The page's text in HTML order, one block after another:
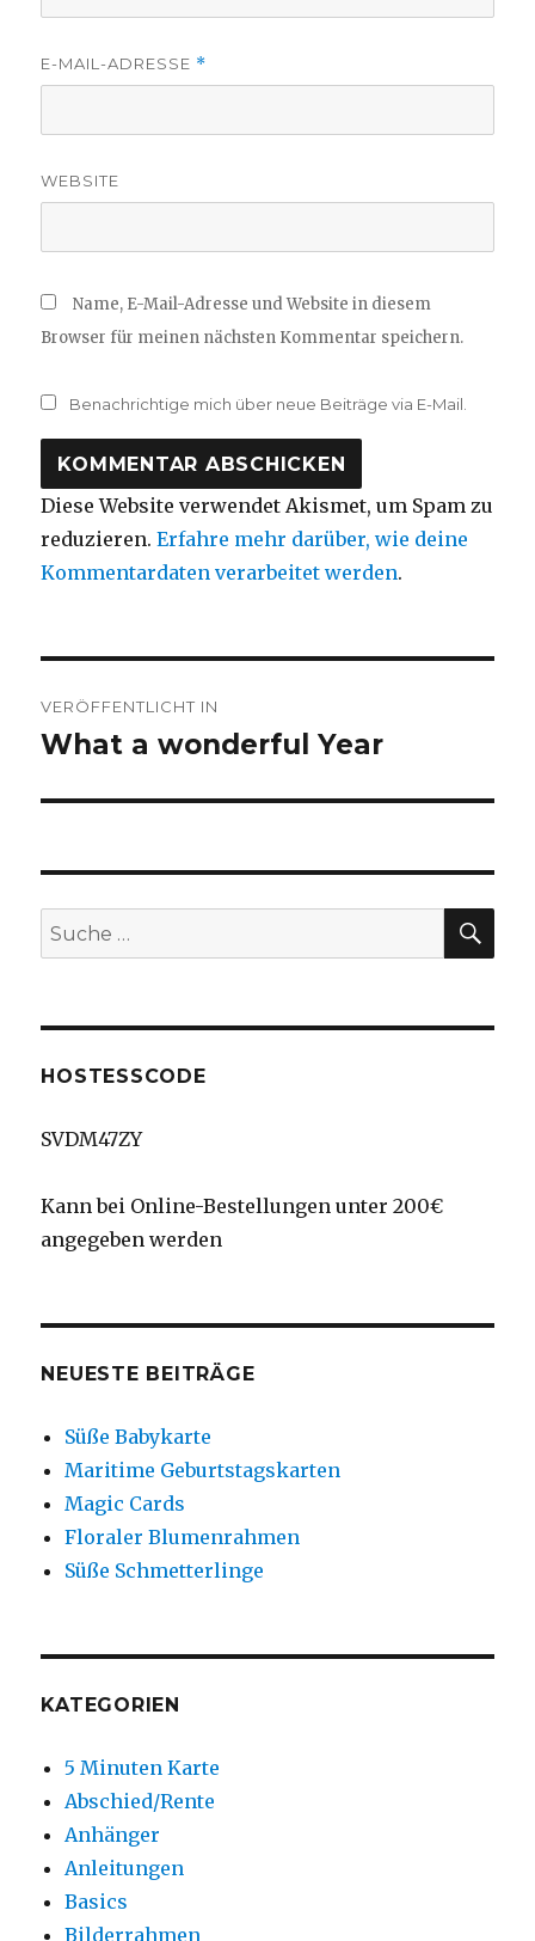
E-MAIL-ADRESSE *
WEBSITE
Name, E-Mail-Adresse und Website in diesem
Browser für meinen nächsten Kommentar speichern.
Benachrichtige mich über neue Beiträge via E-Mail.
Diese Website verwendet Akismet, um Spam zu
reduzieren.Erfahre mehr darüber, wie deine
Kommentardaten verarbeitet werden.
VERÖFFENTLICHT IN
What a wonderful Year
Suche
nach:
HOSTESSCODE
SVDM47ZY
Kann bei Online-Bestellungen unter 200€
angegeben werden
NEUESTE BEITRÄGE
Süße Babykarte
Maritime Geburtstagskarten
Magic Cards
Floraler Blumenrahmen
Süße Schmetterlinge
KATEGORIEN
5 Minuten Karte
Abschied/Rente
Anhänger
Anleitungen
Basics
Bilderrahmen